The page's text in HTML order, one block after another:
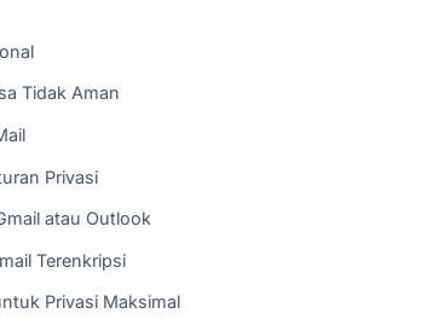
Tidak Aman
Privasi
atau Outlook
Terenkripsi
Privasi Maksimal